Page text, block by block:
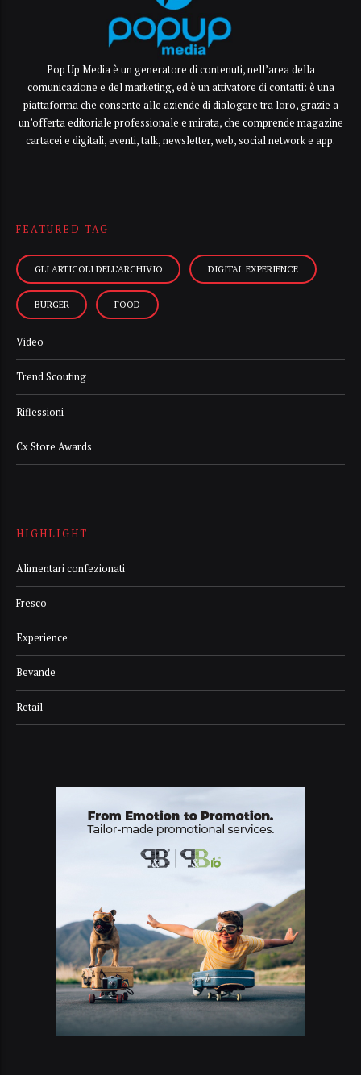
Pop Up Media è un generatore di contenuti, nell’area della
comunicazione e del marketing, ed è un attivatore di contatti: è una
piattaforma che consente alle aziende di dialogare tra loro, grazie a
un’offerta editoriale professionale e mirata, che comprende magazine
cartacei e digitali, eventi, talk, newsletter, web, social network e app.
FEATURED TAG
GLI ARTICOLI DELL’ARCHIVIO DIGITAL EXPERIENCE
BURGER FOOD
Video
Trend Scouting
Riflessioni
Cx Store Awards
HIGHLIGHT
Alimentari confezionati
Fresco
Experience
Bevande
Retail